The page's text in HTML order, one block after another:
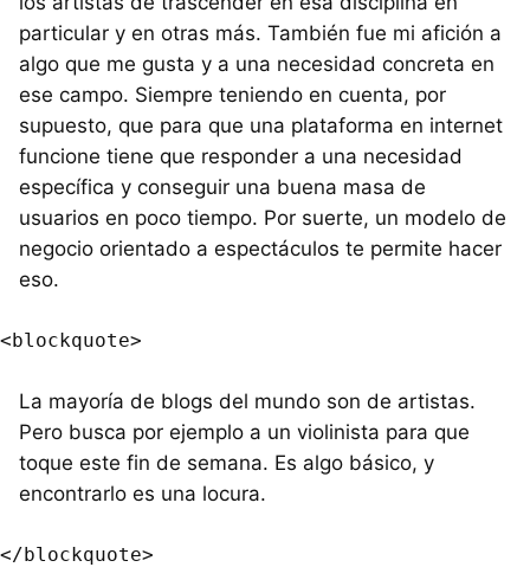
particular y en otras más. También fue mi afición a
algo que me gusta y a una necesidad concreta en
ese campo. Siempre teniendo en cuenta, por
supuesto, que para que una plataforma en internet
funcione tiene que responder a una necesidad
específica y conseguir una buena masa de
usuarios en poco tiempo. Por suerte, un modelo de
negocio orientado a espectáculos te permite hacer
eso.
La mayoría de blogs del mundo son de artistas.
Pero busca por ejemplo a un violinista para que
toque este fin de semana. Es algo básico, y
encontrarlo es una locura.